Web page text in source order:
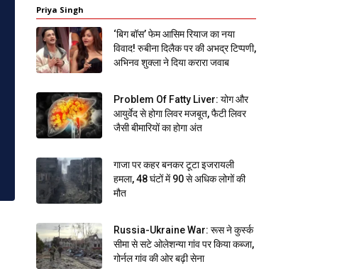
Priya Singh
‘बिग बॉस’ फेम आसिम रियाज का नया
विवाद! रुबीना दिलैक पर की अभद्र टिप्पणी,
अभिनव शुक्ला ने दिया करारा जवाब
Problem Of Fatty Liver: योग और
आयुर्वेद से होगा लिवर मजबूत, फैटी लिवर
जैसी बीमारियों का होगा अंत
गाजा पर कहर बनकर टूटा इजरायली
हमला, 48 घंटों में 90 से अधिक लोगों की
मौत
Russia-Ukraine War: रूस ने कुर्स्क
सीमा से सटे ओलेशन्या गांव पर किया कब्जा,
गोर्नल गांव की ओर बढ़ी सेना